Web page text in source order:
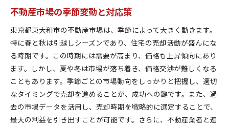
不動産市場の季節変動と対応策
東京都東大和市の不動産市場は、季節によって大きく動きます。
特に春と秋は引越しシーズンであり、住宅の売却活動が盛んにな
る時期です。この時期には需要が高まり、価格も上昇傾向にあり
ます。しかし、夏や冬は市場が落ち着き、価格交渉が難しくなる
こともあります。季節ごとの市場動向をしっかりと把握し、適切
なタイミングで売却を進めることが、成功への鍵です。また、過
去の市場データを活用し、売却時期を戦略的に選定することで、
最大の利益を引き出すことが可能です。さらに、不動産業者と連